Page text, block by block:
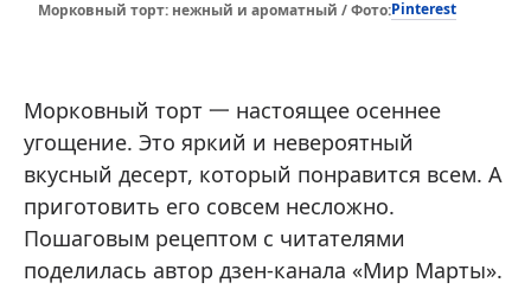
Морковный торт: нежный и ароматный / Фото:Pinterest
Морковный торт 一 настоящее осеннее
угощение. Это яркий и невероятный
вкусный десерт, который понравится всем. А
приготовить его совсем несложно.
Пошаговым рецептом с читателями
поделилась автор дзен-канала «Мир Марты».